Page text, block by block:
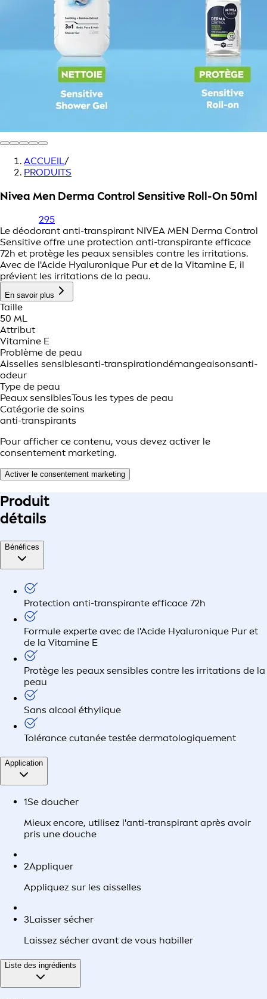
ACCUEIL/
PRODUITS
Nivea Men Derma Control Sensitive Roll-On 50ml
295
Le déodorant anti-transpirant NIVEA MEN Derma Control
Sensitive offre une protection anti-transpirante efficace
72h et protège les peaux sensibles contre les irritations.
Avec de l'Acide Hyaluronique Pur et de la Vitamine E, il
prévient les irritations de la peau.
En savoir plus
Taille
50 ML
Attribut
Vitamine E
Problème de peau
Aisselles sensiblesanti-transpirationdémangeaisonsanti-
odeur
Type de peau
Peaux sensiblesTous les types de peau
Catégorie de soins
anti-transpirants
Pour afficher ce contenu, vous devez activer le
consentement marketing.
Activer le consentement marketing
Produit
détails
Bénéfices
Protection anti-transpirante efficace 72h
Formule experte avec de l'Acide Hyaluronique Pur et
de la Vitamine E
Protège les peaux sensibles contre les irritations de la
peau
Sans alcool éthylique
Tolérance cutanée testée dermatologiquement
Application
1Se doucher
Mieux encore, utilisez l'anti-transpirant après avoir
pris une douche
2Appliquer
Appliquez sur les aisselles
3Laisser sécher
Laissez sécher avant de vous habiller
Liste des ingrédients